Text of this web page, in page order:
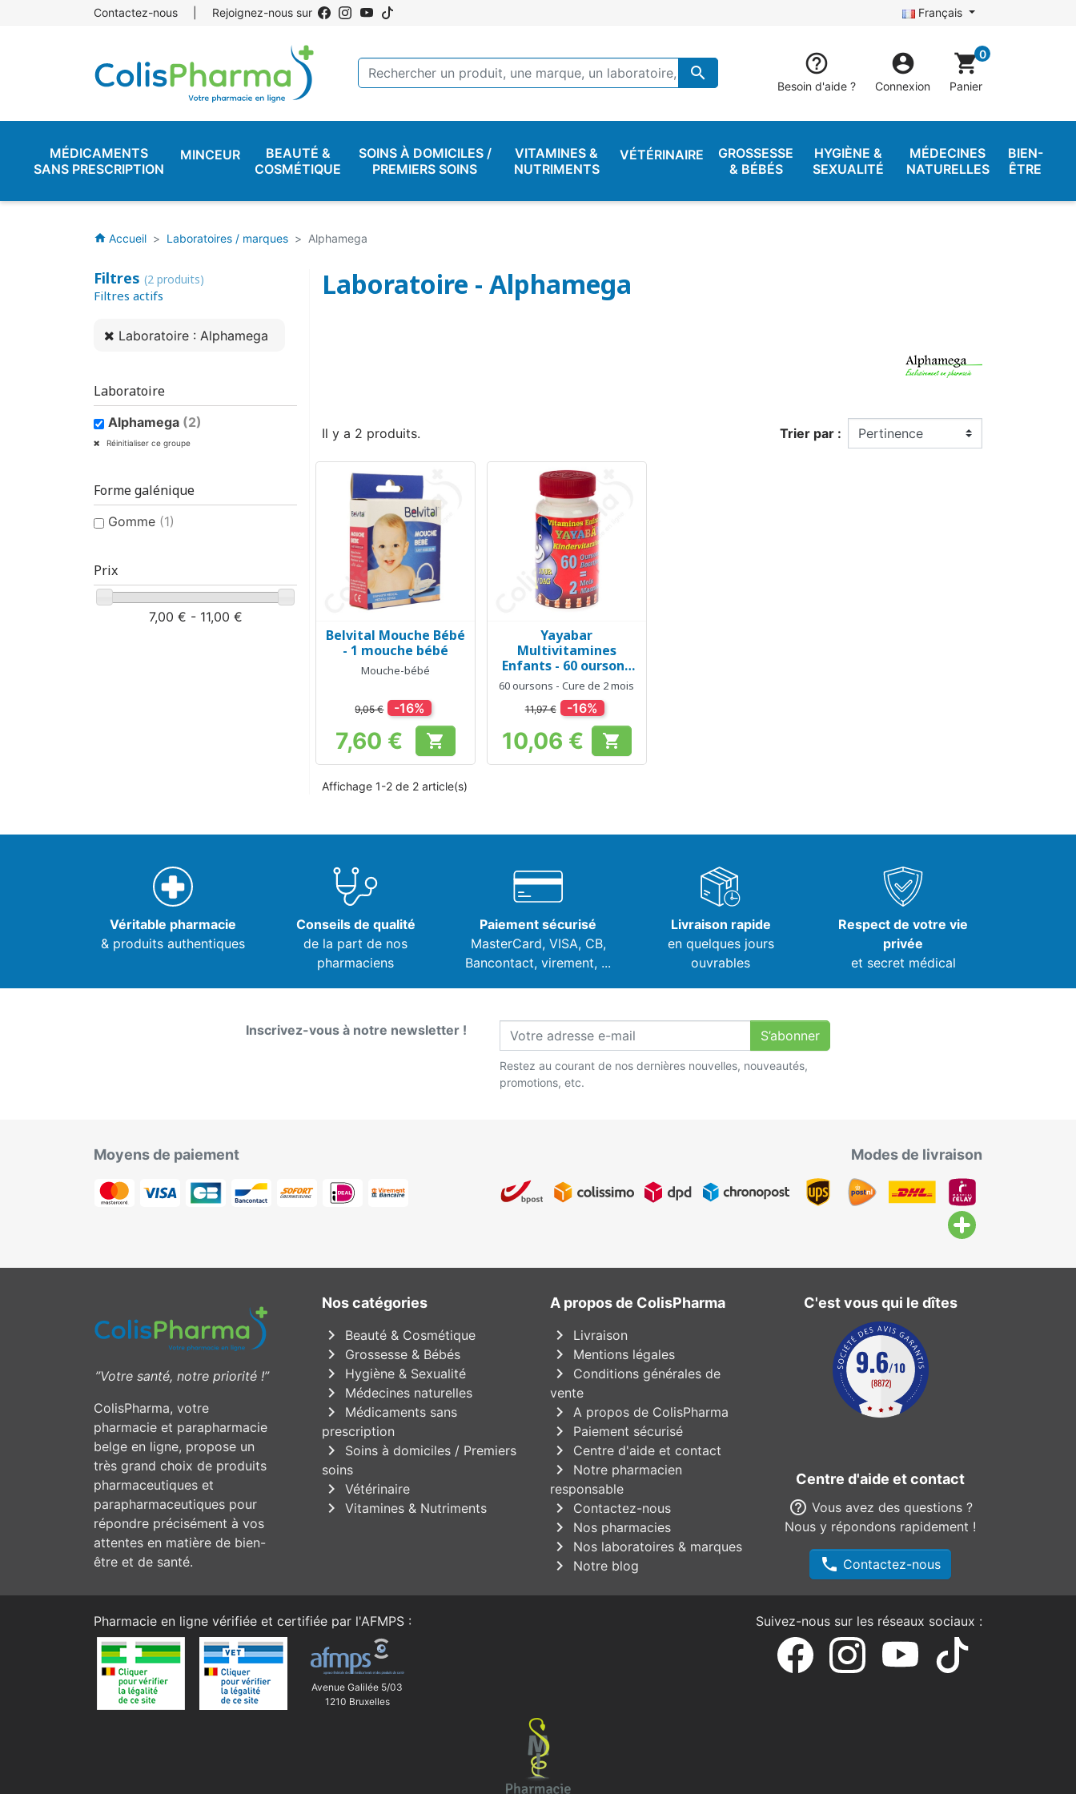
Contactez-nous Rejoignez-nous sur Français
 
Besoin d'aide ?

Connexion
shopping_cart0
Panier
MÉDICAMENTS
SANS PRESCRIPTION
MINCEUR
BEAUTÉ &
COSMÉTIQUE
SOINS À DOMICILES /
PREMIERS SOINS
VITAMINES &
NUTRIMENTS
VÉTÉRINAIRE
GROSSESSE
& BÉBÉS
HYGIÈNE &
SEXUALITÉ
MÉDECINES
NATURELLES
BIEN-
ÊTRE
home Accueil Laboratoires / marques Alphamega
Filtres (2 produits)
Filtres actifs
Laboratoire : Alphamega
Laboratoire
Alphamega (2)
Réinitialiser ce groupe
Forme galénique
Gomme (1)
Prix
7,00 € - 11,00 €
Laboratoire - Alphamega
Il y a 2 produits. Trier par :
Aperçu rapide
Belvital Mouche Bébé
- 1 mouche bébé
Mouche-bébé
9,05 € -16%
Prix
7,60 € 
Aperçu rapide
Yayabar
Multivitamines
Enfants - 60 oursons
bonbons
60 oursons - Cure de 2 mois
11,97 € -16%
Prix
10,06 € 
Affichage 1-2 de 2 article(s)
Véritable pharmacie
& produits authentiques
Conseils de qualité
de la part de nos
pharmaciens
Paiement sécurisé
MasterCard, VISA, CB,
Bancontact, virement, ...
Livraison rapide
en quelques jours
ouvrables
Respect de votre vie
privée
et secret médical
Inscrivez-vous à notre newsletter ! S’abonner
Restez au courant de nos dernières nouvelles, nouveautés,
promotions, etc.
Moyens de paiement Modes de livraison
”Votre santé, notre priorité !”
ColisPharma, votre
pharmacie et parapharmacie
belge en ligne, propose un
très grand choix de produits
pharmaceutiques et
parapharmaceutiques pour
répondre précisément à vos
attentes en matière de bien-
être et de santé.
Nos catégories
chevron_right Beauté & Cosmétique
chevron_right Grossesse & Bébés
chevron_right Hygiène & Sexualité
chevron_right Médecines naturelles
chevron_right
Médicaments sans
prescription
chevron_right
Soins à domiciles / Premiers
soins
chevron_right Vétérinaire
chevron_right Vitamines & Nutriments
A propos de ColisPharma
chevron_right Livraison
chevron_right Mentions légales
chevron_right
Conditions générales de
vente
chevron_right A propos de ColisPharma
chevron_right Paiement sécurisé
chevron_right Centre d'aide et contact
chevron_right
Notre pharmacien
responsable
chevron_right Contactez-nous
chevron_right Nos pharmacies
chevron_right Nos laboratoires & marques
chevron_right Notre blog
C'est vous qui le dîtes
Centre d'aide et contact
help_outline Vous avez des questions ?
Nous y répondons rapidement !
phone Contactez-nous
Pharmacie en ligne vérifiée et certifiée par l'AFMPS :
Avenue Galilée 5/03
1210 Bruxelles
Suivez-nous sur les réseaux sociaux :